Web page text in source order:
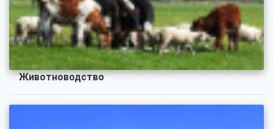
Животноводство